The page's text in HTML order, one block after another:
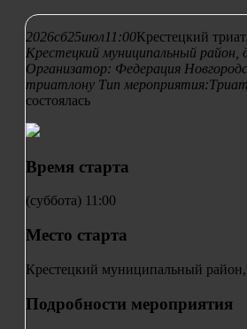
2026сб25июл 11:00Крестецкий
Крестецкий муниципальный район,
Организатор: Федерация
триатлону Тип мероприятия:
состоялась
Время старта
(суббота) 11:00
Место старта
Крестецкий муниципальный
Подробности мероприятия